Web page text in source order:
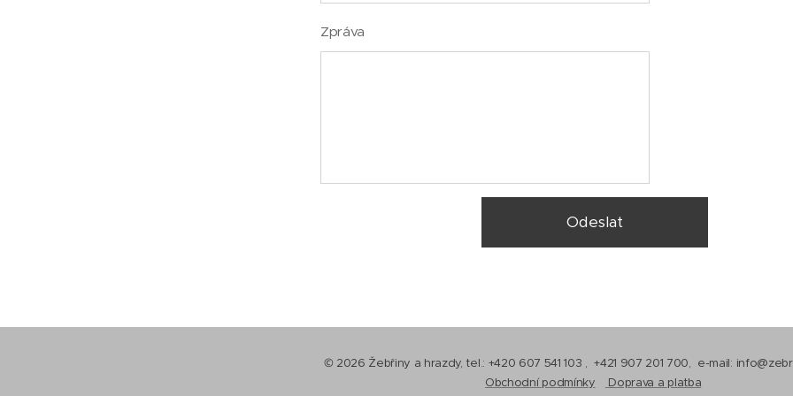
Zpráva
Odeslat
© 2026 Žebřiny a hrazdy, tel.: +420 607 541 103 , +421 907 201 700, e-mail:
Obchodní podmínky
Doprava a platba